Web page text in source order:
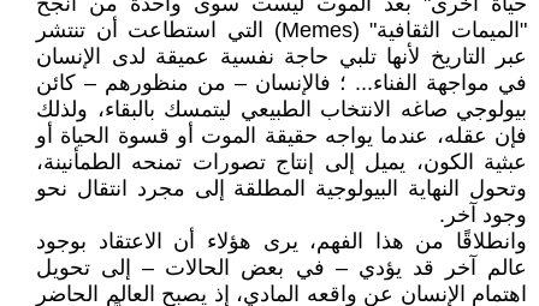
"الميمات الثقافية" (Memes) التي استطاعت أن تنتشر
عبر التاريخ لأنها تلبي حاجة نفسية عميقة لدى الإنسان
في مواجهة الفناء... ؛ فالإنسان – من منظورهم – كائن
بيولوجي صاغه الانتخاب الطبيعي ليتمسك بالبقاء، ولذلك
فإن عقله، عندما يواجه حقيقة الموت أو قسوة الحياة أو
عبثية الكون، يميل إلى إنتاج تصورات تمنحه الطمأنينة،
وتحول النهاية البيولوجية المطلقة إلى مجرد انتقال نحو
وجود آخر.
وانطلاقًا من هذا الفهم، يرى هؤلاء أن الاعتقاد بوجود
عالم آخر قد يؤدي – في بعض الحالات – إلى تحويل
اهتمام الإنسان عن واقعه المادي، إذ يصبح العالم الحاضر